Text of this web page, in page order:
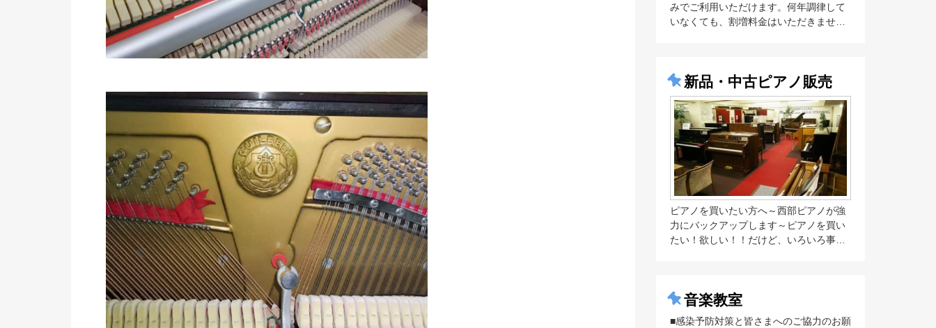
みでご利用いただけます。何年調律して
いなくても、割増料金はいただきませ…
新品・中古ピアノ販売
ピアノを買いたい方へ～西部ピアノが強
力にバックアップします～ピアノを買い
たい！欲しい！！だけど、いろいろ事…
音楽教室
■感染予防対策と皆さまへのご協力のお願